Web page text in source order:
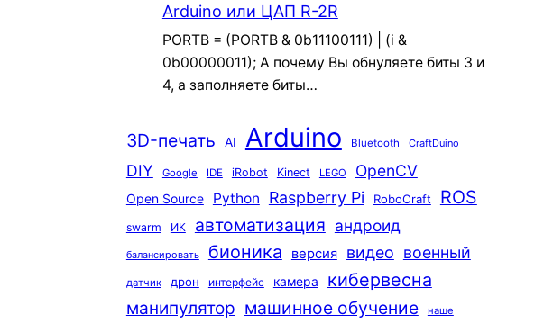
Arduino или ЦАП R-2R
PORTB = (PORTB & 0b11100111) | (i &
0b00000011); А почему Вы обнуляете биты 3 и
4, а заполняете биты…
3D-печать AI Arduino Bluetooth CraftDuino
DIY Google IDE iRobot Kinect LEGO OpenCV
Open Source Python Raspberry Pi RoboCraft ROS
swarm ИК автоматизация андроид
балансировать бионика версия видео военный
датчик дрон интерфейс камера кибервесна
манипулятор машинное обучение наше